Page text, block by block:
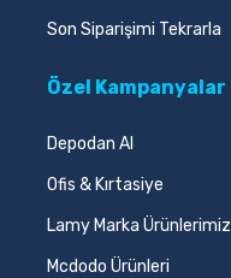
Son Siparişimi Tekrarla
Özel Kampanyalar
Depodan Al
Ofis & Kırtasiye
Lamy Marka Ürünlerimiz
Mcdodo Ürünleri